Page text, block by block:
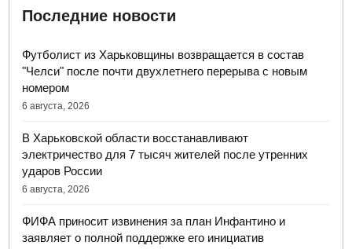
Последние новости
Футболист из Харьковщины возвращается в состав
"Челси" после почти двухлетнего перерыва с новым
номером
6 августа, 2026
В Харьковской области восстанавливают
электричество для 7 тысяч жителей после утренних
ударов России
6 августа, 2026
ФИФА приносит извинения за план Инфантино и
заявляет о полной поддержке его инициатив